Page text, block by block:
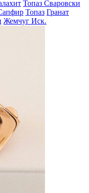
Топаз Сваровски
Топаз Гранат
Жемчуг Иск.